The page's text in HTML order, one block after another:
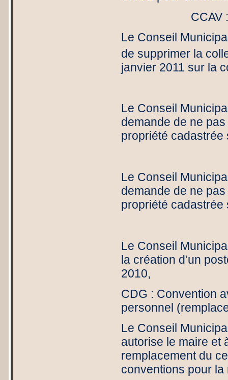
CCAV
Le Conseil
de supprimer la
janvier 2011 sur la
Le Conseil
demande de ne
propriété
Le Conseil
demande de ne
propriété
Le Conseil
la création d’un
2010,
CDG : Convention
personnel
Le Conseil
autorise le maire et
remplacement du
conventions pour